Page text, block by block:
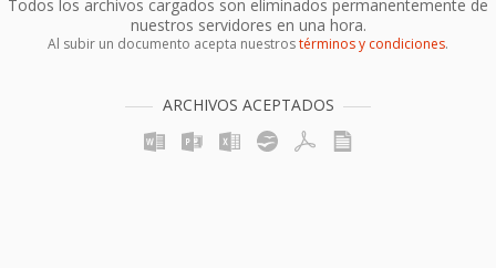
Todos los archivos cargados son eliminados permanentemente de
nuestros servidores en una hora.
Al subir un documento acepta nuestrostérminos y condiciones.
ARCHIVOS ACEPTADOS